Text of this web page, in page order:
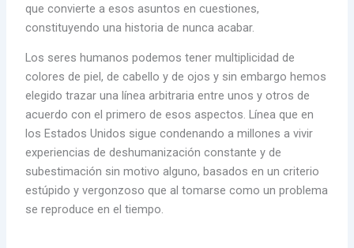
que convierte a esos asuntos en cuestiones,
constituyendo una historia de nunca acabar.
Los seres humanos podemos tener multiplicidad de
colores de piel, de cabello y de ojos y sin embargo hemos
elegido trazar una línea arbitraria entre unos y otros de
acuerdo con el primero de esos aspectos. Línea que en
los Estados Unidos sigue condenando a millones a vivir
experiencias de deshumanización constante y de
subestimación sin motivo alguno, basados en un criterio
estúpido y vergonzoso que al tomarse como un problema
se reproduce en el tiempo.